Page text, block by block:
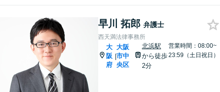
早川 拓郎 弁護士
西天満法律事務所
大
阪
府
|
大阪
市中
央区
北浜駅
から徒歩
2分
営業時間：08:00~
23:59（土日祝日）